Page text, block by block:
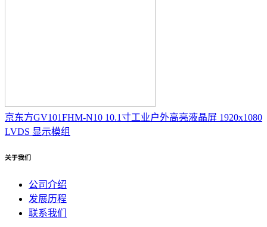
京东方GV101FHM-N10 10.1寸工业户外高亮液晶屏 1920x1080
LVDS 显示模组
关于我们
公司介绍
发展历程
联系我们